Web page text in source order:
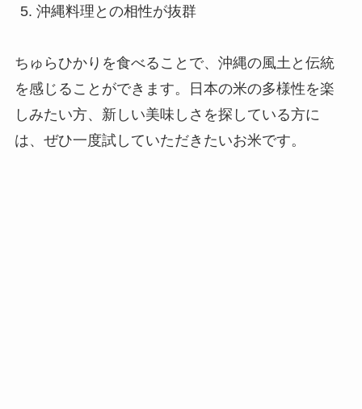
沖縄料理との相性が抜群
ちゅらひかりを食べることで、沖縄の風土と伝統
を感じることができます。日本の米の多様性を楽
しみたい方、新しい美味しさを探している方に
は、ぜひ一度試していただきたいお米です。